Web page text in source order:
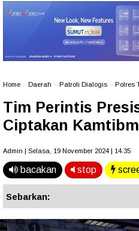
Home Daerah Patroli Dialogis Polres
Tim Perintis
Ciptakan
Admin | Selasa, 19 November 2024 | 14.35
bacakan stop
Sebarkan: